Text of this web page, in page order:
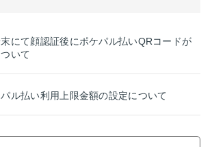
末にて顔認証後にポケパル払いQRコードが
いて
パル払い利用上限金額の設定について